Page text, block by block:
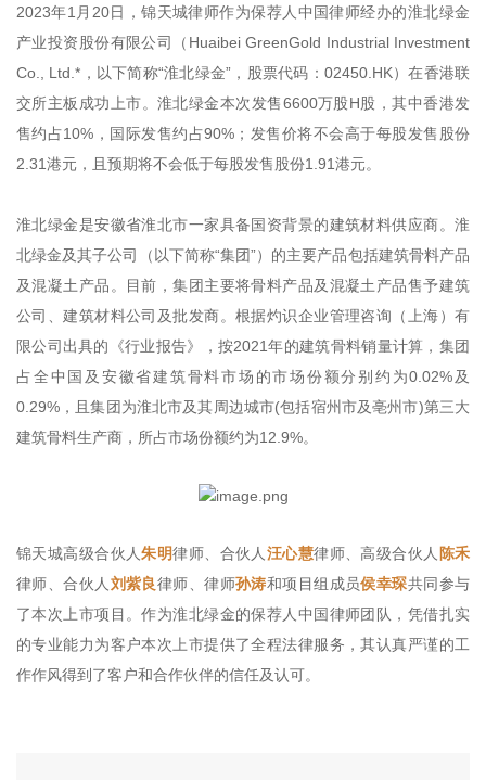
2023年1月20日，锦天城律师作为保荐人中国律师经办的淮北绿金
产业投资股份有限公司（Huaibei GreenGold Industrial Investment
Co., Ltd.*，以下简称“淮北绿金”，股票代码：02450.HK）在香港联
交所主板成功上市。淮北绿金本次发售6600万股H股，其中香港发
售约占10%，国际发售约占90%；发售价将不会高于每股发售股份
2.31港元，且预期将不会低于每股发售股份1.91港元。
淮北绿金是安徽省淮北市一家具备国资背景的建筑材料供应商。淮
北绿金及其子公司（以下简称“集团”）的主要产品包括建筑骨料产品
及混凝土产品。目前，集团主要将骨料产品及混凝土产品售予建筑
公司、建筑材料公司及批发商。根据灼识企业管理咨询（上海）有
限公司出具的《行业报告》，按2021年的建筑骨料销量计算，集团
占全中国及安徽省建筑骨料市场的市场份额分别约为0.02%及
0.29%，且集团为淮北市及其周边城市(包括宿州市及亳州市)第三大
建筑骨料生产商，所占市场份额约为12.9%。
锦天城高级合伙人朱明律师、合伙人汪心慧律师、高级合伙人 陈禾
律师、合伙人刘紫良律师、律师孙涛和项目组成员侯幸琛共同参与
了本次上市项目 。作为淮北绿金的保荐人中国律师团队，凭借扎实
的专业能力为客户本次上市提供了全程法律服务，其认真严谨的工
作作风得到了客户和合作伙伴的信任及认可。